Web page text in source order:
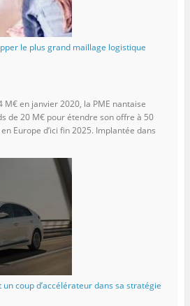
le plus grand maillage logistique
en janvier 2020, la PME nantaise
de 20 M€ pour étendre son offre à 50
Europe d’ici fin 2025. Implantée dans
coup d’accélérateur dans sa stratégie